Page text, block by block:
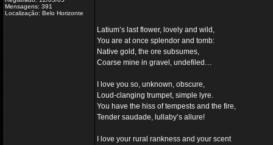
Mensagens: 391
Localização: Belo Horizonte
Latium’s last flower, lovely and wild,
You are at once splendor and tomb:
Native gold, the ore subsumes,
Coarse mine in gravel, undefiled…
I love you so, unknown, obscure,
Loud-clanging trumpet, simple lyre.
You have the hiss of tempests and the fire,
Tender saudade, lullaby’s allure!
I love your rural rankness and your scent